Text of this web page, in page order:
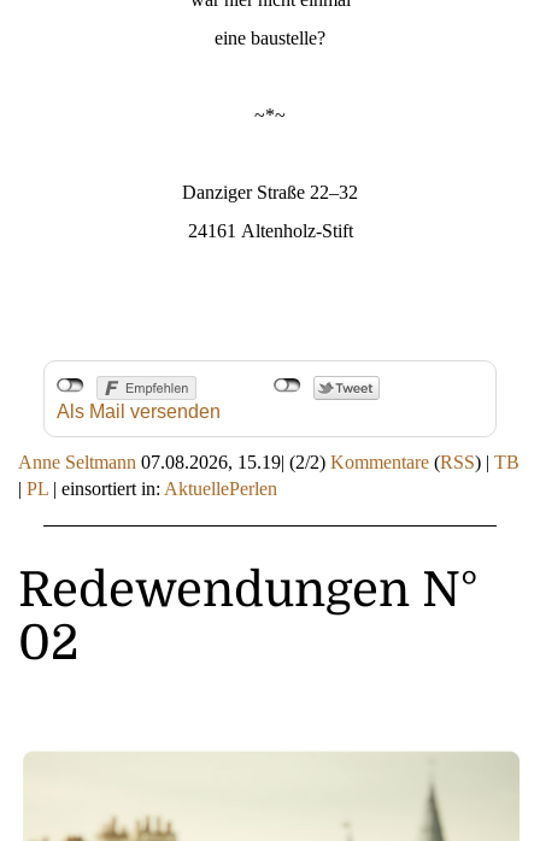
eine baustelle?
~*~
Danziger Straße 22–32
24161 Altenholz-Stift
Als Mail versenden
Anne Seltmann 07.08.2026, 15.19 (2/2) Kommentare (RSS) | TB
PL einsortiert in: AktuellePerlen
Redewendungen N°
02